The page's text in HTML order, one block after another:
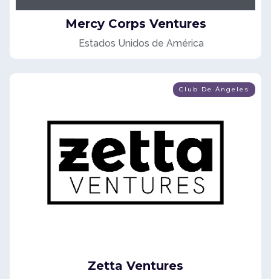
Mercy Corps Ventures
Estados Unidos de América
Club De Ángeles
Zetta Ventures